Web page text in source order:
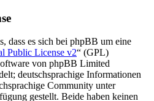
dass es sich bei phpBB um eine
Public License v2“ (GPL)
von phpBB Limited
deutschsprachige Informationen
Community unter
gestellt. Beide haben keinen